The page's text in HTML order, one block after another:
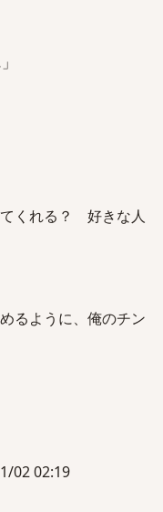
てくれる？ 好きな人
るように、俺のチン
02 02:19